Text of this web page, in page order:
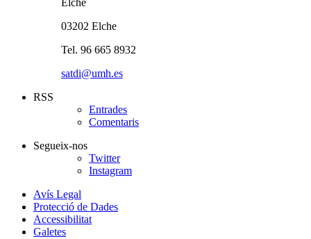
Elche
03202 Elche
Tel. 96 665 8932
satdi@umh.es
RSS
Entrades
Comentaris
Segueix-nos
Twitter
Instagram
Avís Legal
Protecció de Dades
Accessibilitat
Galetes